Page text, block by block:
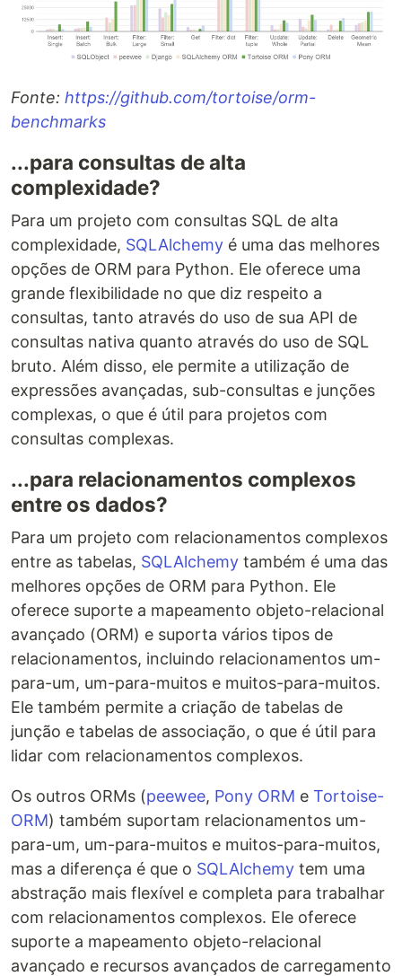
Fonte: https://github.com/tortoise/orm-
benchmarks
...para consultas de alta
complexidade?
Para um projeto com consultas SQL de alta
complexidade, SQLAlchemy é uma das melhores
opções de ORM para Python. Ele oferece uma
grande flexibilidade no que diz respeito a
consultas, tanto através do uso de sua API de
consultas nativa quanto através do uso de SQL
bruto. Além disso, ele permite a utilização de
expressões avançadas, sub-consultas e junções
complexas, o que é útil para projetos com
consultas complexas.
...para relacionamentos complexos
entre os dados?
Para um projeto com relacionamentos complexos
entre as tabelas, SQLAlchemy também é uma das
melhores opções de ORM para Python. Ele
oferece suporte a mapeamento objeto-relacional
avançado (ORM) e suporta vários tipos de
relacionamentos, incluindo relacionamentos um-
para-um, um-para-muitos e muitos-para-muitos.
Ele também permite a criação de tabelas de
junção e tabelas de associação, o que é útil para
lidar com relacionamentos complexos.
Os outros ORMs (peewee, Pony ORM e Tortoise-
ORM) também suportam relacionamentos um-
para-um, um-para-muitos e muitos-para-muitos,
mas a diferença é que o SQLAlchemy tem uma
abstração mais flexível e completa para trabalhar
com relacionamentos complexos. Ele oferece
suporte a mapeamento objeto-relacional
avançado e recursos avançados de carregamento